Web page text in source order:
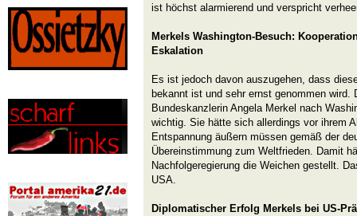
ist höchst alarmierend und verspricht
Merkels Washington-Besuch:
Eskalation
Es ist jedoch davon auszugehen, dass
bekannt ist und sehr ernst genommen wird.
Bundeskanzlerin Angela Merkel nach
wichtig. Sie hätte sich allerdings vor ihrem
Entspannung äußern müssen gemäß der
Übereinstimmung zum Weltfrieden. Damit
Nachfolgeregierung die Weichen gestellt.
USA.
Diplomatischer Erfolg Merkels bei US-